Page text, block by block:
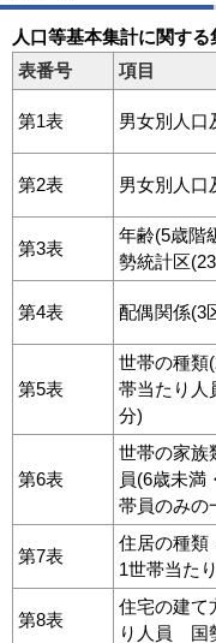
人口等基本集計に関する
表番号
項目
第1表 男女別人口
第2表 男女別人
第3表
年齢(5歳
勢統計区
第4表 配偶関係(3
第5表
世帯の種類
帯当たり人
分)
第6表
世帯の家族
員(6歳未満
帯員のみ
第7表
住居の種類
1世帯当た
第8表
住宅の建て
り人員 国